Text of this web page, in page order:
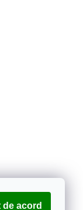
de acord